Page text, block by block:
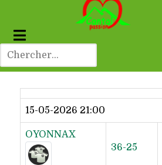
Dernier résultat
15-05-2026 21:00
OYONNAX
36-25